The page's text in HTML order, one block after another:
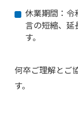
休業期間：
言の短縮、延
す。
何卒ご理解とご
す。